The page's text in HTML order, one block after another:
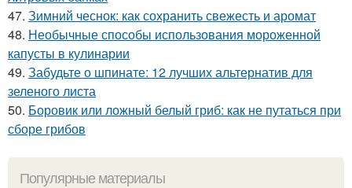
47. Зимний чеснок: как сохранить свежесть и аромат
48. Необычные способы использования мороженной
капусты в кулинарии
49. Забудьте о шпинате: 12 лучших альтернатив для
зеленого листа
50. Боровик или ложный белый гриб: как не путаться при
сборе грибов
Популярные материалы